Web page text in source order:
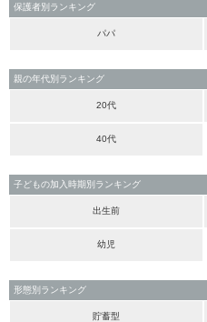
保護者別ランキング
パパ
親の年代別ランキング
20代
40代
子どもの加入時期別ランキング
出生前
幼児
形態別ランキング
貯蓄型